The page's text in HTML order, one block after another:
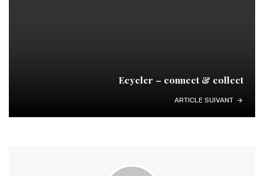
Ecycler – connect & collect
ARTICLE SUIVANT